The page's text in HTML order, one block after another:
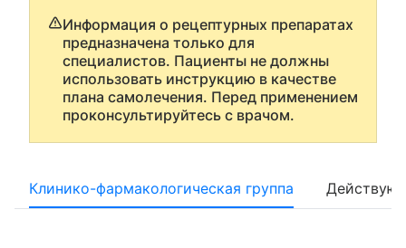
Информация о рецептурных препаратах
предназначена только для
специалистов. Пациенты не должны
использовать инструкцию в качестве
плана самолечения. Перед применением
проконсультируйтесь с врачом.
Клинико-фармакологическая группа